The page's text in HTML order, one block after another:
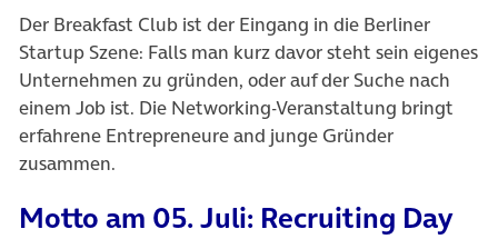
Der Breakfast Club ist der Eingang in die Berliner
Startup Szene: Falls man kurz davor steht sein eigenes
Unternehmen zu gründen, oder auf der Suche nach
einem Job ist. Die Networking-Veranstaltung bringt
erfahrene Entrepreneure and junge Gründer
zusammen.
Motto am 05. Juli: Recruiting Day